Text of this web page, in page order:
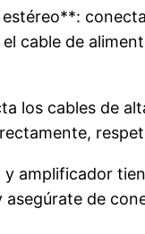
cable de
los cables de
amplificador
de